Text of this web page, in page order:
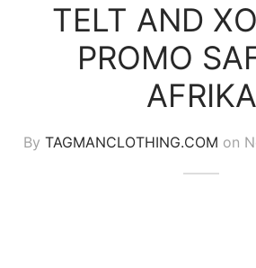
TELT AND
PROMO
AFRIKA
By TAGMANCLOTHING.COM on